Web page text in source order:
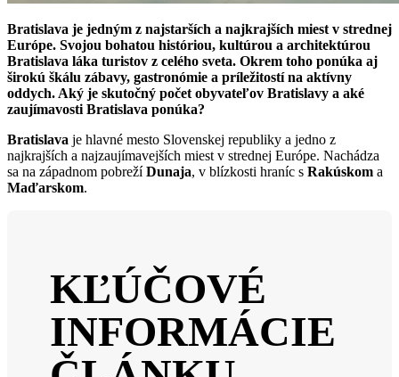
Bratislava je jedným z najstarších a najkrajších miest v strednej
Európe. Svojou bohatou históriou, kultúrou a architektúrou
Bratislava láka turistov z celého sveta. Okrem toho ponúka aj
širokú škálu zábavy, gastronómie a príležitostí na aktívny
oddych. Aký je skutočný počet obyvateľov Bratislavy a aké
zaujímavosti Bratislava ponúka?
Bratislava je hlavné mesto Slovenskej republiky a jedno z
najkrajších a najzaujímavejších miest v strednej Európe. Nachádza
sa na západnom pobrežíDunaja, v blízkosti hraníc s Rakúskom a
Maďarskom.
KĽÚČOVÉ
INFORMÁCIE